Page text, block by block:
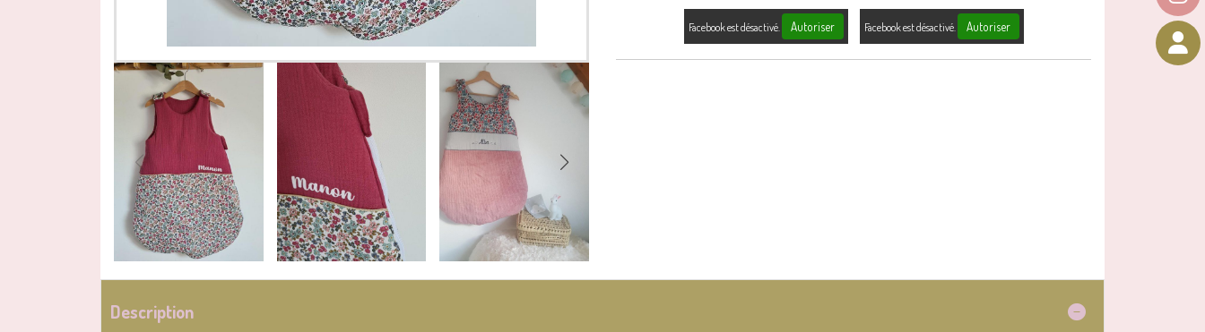
Facebook est désactivé. Autoriser Facebook est désactivé. Autoriser
Description